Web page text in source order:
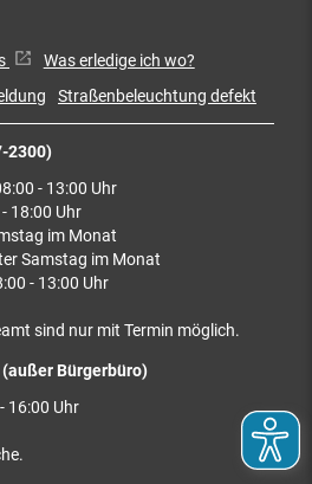
2300)
- 13:00 Uhr
18:00 Uhr
im Monat
Samstag im Monat
- 13:00 Uhr
sind nur mit Termin möglich.
Bürgerbüro)
16:00 Uhr
Was erledige ich wo?
Straßenbeleuchtung defekt